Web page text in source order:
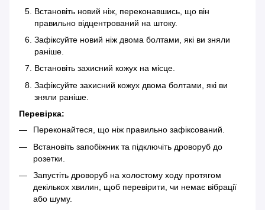
Встановіть новий ніж, переконавшись, що він
правильно відцентрований на штоку.
Зафіксуйте новий ніж двома болтами, які ви зняли
раніше.
Встановіть захисний кожух на місце.
Зафіксуйте захисний кожух двома болтами, які ви
зняли раніше.
Перевірка:
Переконайтеся, що ніж правильно зафіксований.
Встановіть запобіжник та підключіть дроворуб до
розетки.
Запустіть дроворуб на холостому ходу протягом
декількох хвилин, щоб перевірити, чи немає вібрації
або шуму.